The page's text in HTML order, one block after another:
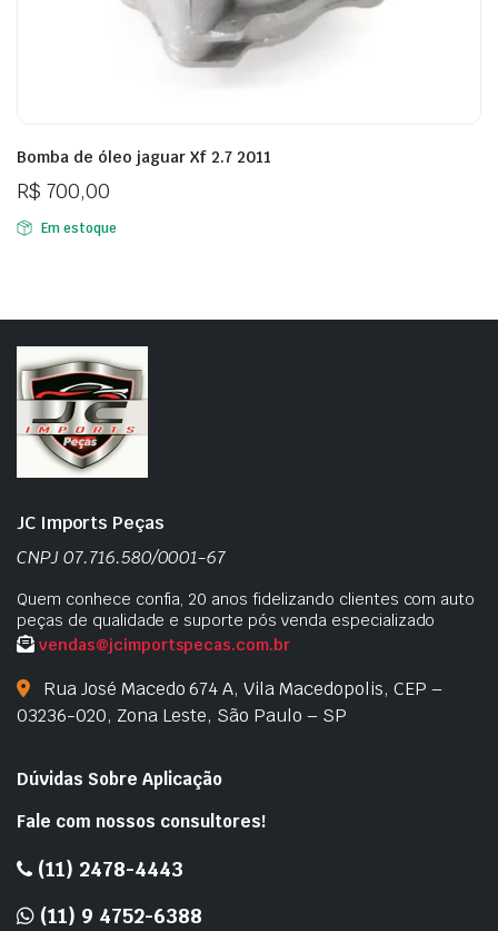
Bomba de óleo jaguar Xf 2.7 2011
R$ 700,00
Em estoque
JC Imports Peças
CNPJ 07.716.580/0001-67
Quem conhece confia, 20 anos fidelizando clientes com auto
peças de qualidade e suporte pós venda especializado
vendas@jcimportspecas.com.br
Rua José Macedo 674 A, Vila Macedopolis, CEP –
03236-020, Zona Leste, São Paulo – SP
Dúvidas Sobre Aplicação
Fale com nossos consultores!
(11) 2478-4443
(11) 9 4752-6388